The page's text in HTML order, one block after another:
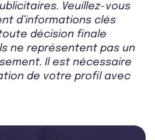
Veuillez-vous
d’informations clés
décision finale
ne représentent pas un
Il est nécessaire
de votre profil avec